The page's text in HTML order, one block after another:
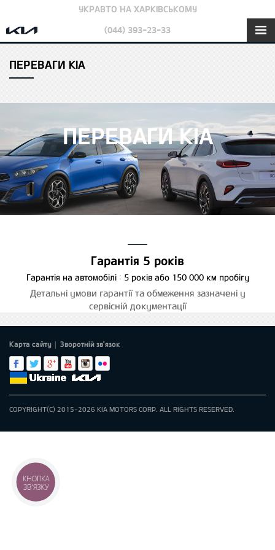
УКРАВТО НА ХАРКІВСЬКОМУ
(044) 393-23-33
ПЕРЕВАГИ КІА
ПЕРЕВАГИ КІА
Гарантія 5 років
Гарантія на автомобілі : 5 років або 150 000 км пробігу
Детальні умови гарантії та обмеження зазначені у
сервісній документації
Карта сайту Зворотній зв'язок
COPYRIGHT(C) 2015-2026 KIA MOTORS CORP. ALL RIGHTS RESERVED.
КНОПКА
ЗВ'ЯЗКУ